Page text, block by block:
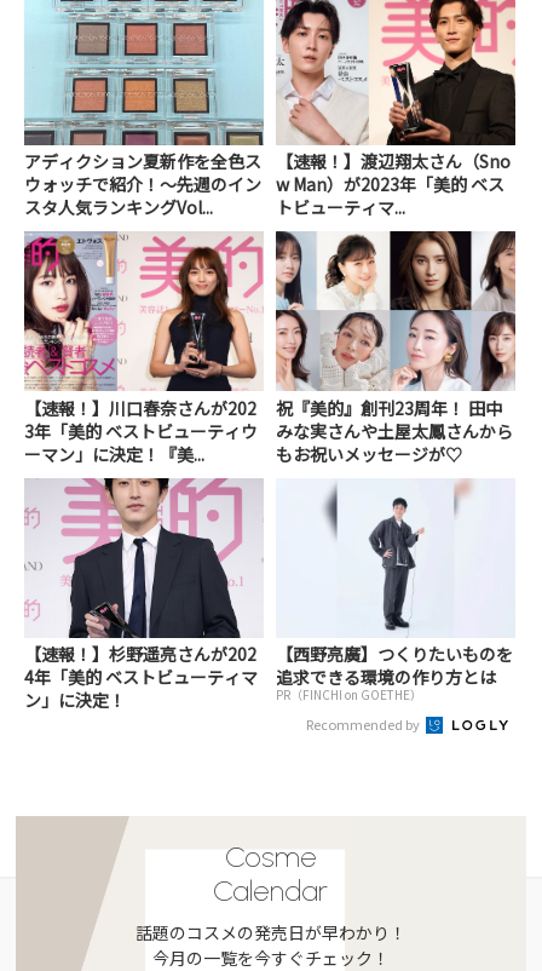
アディクション夏新作を全色ス
ウォッチで紹介！～先週のイン
スタ人気ランキングVol...
【速報！】渡辺翔太さん（Sno
w Man）が2023年「美的 ベス
トビューティマ...
【速報！】川口春奈さんが202
3年「美的 ベストビューティウ
ーマン」に決定！『美...
祝『美的』創刊23周年！ 田中
みな実さんや土屋太鳳さんから
もお祝いメッセージが♡
【速報！】杉野遥亮さんが202
4年「美的 ベストビューティマ
ン」に決定！
【西野亮廣】つくりたいものを
追求できる環境の作り方とは
PR（FINCHI on GOETHE）
Recommended by
Cosme
Calendar
話題のコスメの発売日が早わかり！
今月の一覧を今すぐチェック！